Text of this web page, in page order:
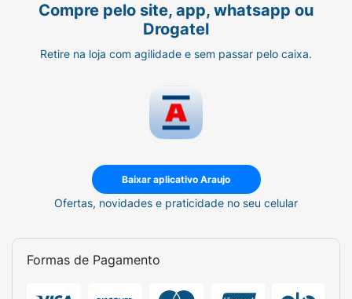
Compre pelo site, app, whatsapp ou
Drogatel
Retire na loja com agilidade e sem passar pelo caixa.
Baixar aplicativo Araujo
Ofertas, novidades e praticidade no seu celular
Formas de Pagamento